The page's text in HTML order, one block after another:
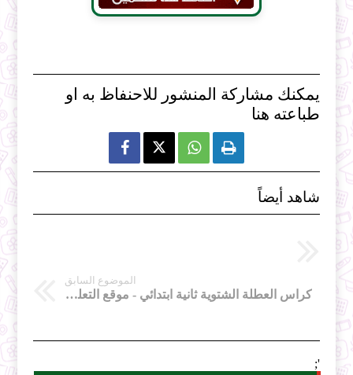
يمكنك مشاركة المنشور للاحنفاظ به او
طباعته هنا
  
شاهد أيضاً
الموضوع السابق
كراس العطلة الشتوية ثانية ابتدائي - موقع التعليم الجزائري www.ecoledz.net
';